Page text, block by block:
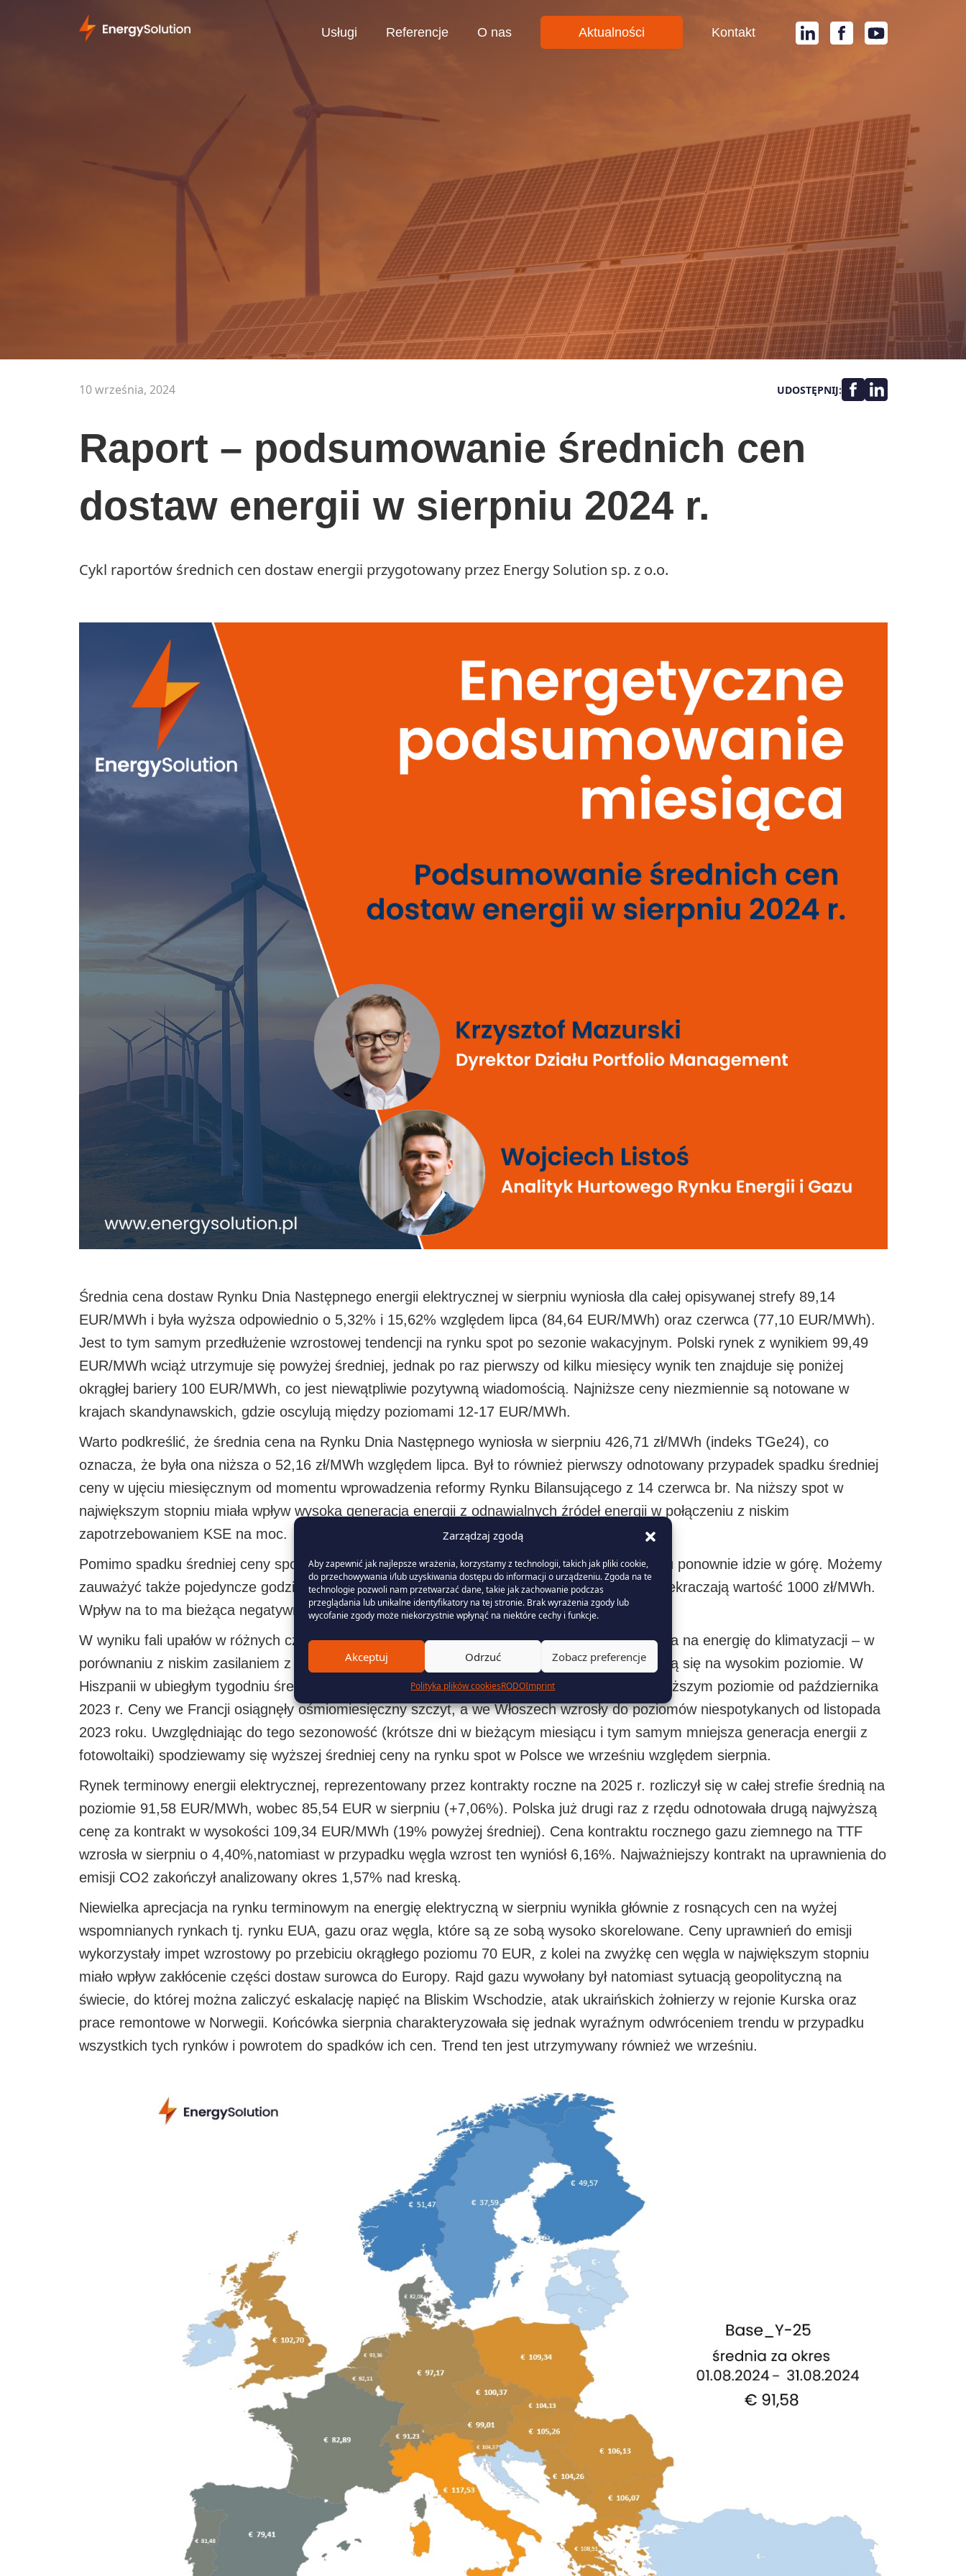
Zarządzaj zgodą
Aby zapewnić jak najlepsze wrażenia, korzystamy z technologii, takich jak pliki cookie,
do przechowywania i/lub uzyskiwania dostępu do informacji o urządzeniu. Zgoda na te
technologie pozwoli nam przetwarzać dane, takie jak zachowanie podczas
przeglądania lub unikalne identyfikatory na tej stronie. Brak wyrażenia zgody lub
wycofanie zgody może niekorzystnie wpłynąć na niektóre cechy i funkcje.
Akceptuj Odrzuć Zobacz preferencje
Polityka plików cookiesRODOImprint
Usługi Referencje O nas Aktualności Kontakt
10 września, 2024 UDOSTĘPNIJ:
Raport – podsumowanie średnich cen
dostaw energii w sierpniu 2024 r.
Cykl raportów średnich cen dostaw energii przygotowany przez Energy Solution sp. z o.o.
Średnia cena dostaw Rynku Dnia Następnego energii elektrycznej w sierpniu wyniosła dla całej opisywanej strefy 89,14
EUR/MWh i była wyższa odpowiednio o 5,32% i 15,62% względem lipca (84,64 EUR/MWh) oraz czerwca (77,10 EUR/MWh).
Jest to tym samym przedłużenie wzrostowej tendencji na rynku spot po sezonie wakacyjnym. Polski rynek z wynikiem 99,49
EUR/MWh wciąż utrzymuje się powyżej średniej, jednak po raz pierwszy od kilku miesięcy wynik ten znajduje się poniżej
okrągłej bariery 100 EUR/MWh, co jest niewątpliwie pozytywną wiadomością. Najniższe ceny niezmiennie są notowane w
krajach skandynawskich, gdzie oscylują między poziomami 12-17 EUR/MWh.
Warto podkreślić, że średnia cena na Rynku Dnia Następnego wyniosła w sierpniu 426,71 zł/MWh (indeks TGe24), co
oznacza, że była ona niższa o 52,16 zł/MWh względem lipca. Był to również pierwszy odnotowany przypadek spadku średniej
ceny w ujęciu miesięcznym od momentu wprowadzenia reformy Rynku Bilansującego z 14 czerwca br. Na niższy spot w
największym stopniu miała wpływ wysoka generacja energii z odnawialnych źródeł energii w połączeniu z niskim
zapotrzebowaniem KSE na moc.
Pomimo spadku średniej ceny spot w sierpniu, od prawie dwóch tygodni jej dynamika wzrostu ponownie idzie w górę. Możemy
zauważyć także pojedyncze godziny – zwłaszcza w szczytowych godzinach – kiedy ceny przekraczają wartość 1000 zł/MWh.
Wpływ na to ma bieżąca negatywna sytuacja na spocie w całej Europie.
W wyniku fali upałów w różnych częściach Europy – i tym samym rosnącego zapotrzebowania na energię do klimatyzacji – w
porównaniu z niskim zasilaniem z odnawialnych źródeł energii, takich jak wiatr, ceny utrzymują się na wysokim poziomie. W
Hiszpanii w ubiegłym tygodniu średnie ceny na Rynku Dnia Następnego znalazły się na najwyższym poziomie od października
2023 r. Ceny we Francji osiągnęły ośmiomiesięczny szczyt, a we Włoszech wzrosły do poziomów niespotykanych od listopada
2023 roku. Uwzględniając do tego sezonowość (krótsze dni w bieżącym miesiącu i tym samym mniejsza generacja energii z
fotowoltaiki) spodziewamy się wyższej średniej ceny na rynku spot w Polsce we wrześniu względem sierpnia.
Rynek terminowy energii elektrycznej, reprezentowany przez kontrakty roczne na 2025 r. rozliczył się w całej strefie średnią na
poziomie 91,58 EUR/MWh, wobec 85,54 EUR w sierpniu (+7,06%). Polska już drugi raz z rzędu odnotowała drugą najwyższą
cenę za kontrakt w wysokości 109,34 EUR/MWh (19% powyżej średniej). Cena kontraktu rocznego gazu ziemnego na TTF
wzrosła w sierpniu o 4,40%,natomiast w przypadku węgla wzrost ten wyniósł 6,16%. Najważniejszy kontrakt na uprawnienia do
emisji CO2 zakończył analizowany okres 1,57% nad kreską.
Niewielka aprecjacja na rynku terminowym na energię elektryczną w sierpniu wynikła głównie z rosnących cen na wyżej
wspomnianych rynkach tj. rynku EUA, gazu oraz węgla, które są ze sobą wysoko skorelowane. Ceny uprawnień do emisji
wykorzystały impet wzrostowy po przebiciu okrągłego poziomu 70 EUR, z kolei na zwyżkę cen węgla w największym stopniu
miało wpływ zakłócenie części dostaw surowca do Europy. Rajd gazu wywołany był natomiast sytuacją geopolityczną na
świecie, do której można zaliczyć eskalację napięć na Bliskim Wschodzie, atak ukraińskich żołnierzy w rejonie Kurska oraz
prace remontowe w Norwegii. Końcówka sierpnia charakteryzowała się jednak wyraźnym odwróceniem trendu w przypadku
wszystkich tych rynków i powrotem do spadków ich cen. Trend ten jest utrzymywany również we wrześniu.